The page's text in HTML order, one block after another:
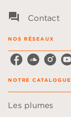
question_answer Contact
NOS RÉSEAUX
NOTRE CATALOGUE
Les plumes